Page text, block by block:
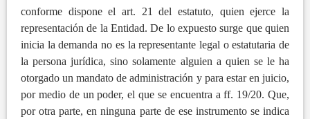
conforme dispone el art. 21 del estatuto, quien ejerce la
representación de la Entidad. De lo expuesto surge que quien
inicia la demanda no es la representante legal o estatutaria de
la persona jurídica, sino solamente alguien a quien se le ha
otorgado un mandato de administración y para estar en juicio,
por medio de un poder, el que se encuentra a ff. 19/20. Que,
por otra parte, en ninguna parte de ese instrumento se indica